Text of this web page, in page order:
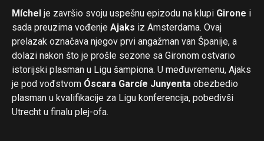
Míchel je završio svoju uspešnu epizodu na klupi Girone i
sada preuzima vođenje Ajaks iz Amsterdama. Ovaj
prelazak označava njegov prvi angažman van Španije, a
dolazi nakon što je prošle sezone sa Gironom ostvario
istorijski plasman u Ligu šampiona. U međuvremenu, Ajaks
je pod vođstvom Óscara Garcíe Junyenta obezbedio
plasman u kvalifikacije za Ligu konferencija, pobedivši
Utrecht u finalu plej-ofa.